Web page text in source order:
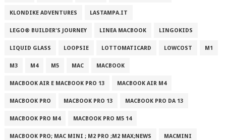
KLONDIKE ADVENTURES LASTAMPA.IT
LEGO® BUILDER'S JOURNEY LINEA MACBOOK LINGOKIDS
LIQUID GLASS LOOPSIE LOTTOMATICARD LOWCOST M1
M3 M4 M5 MAC MACBOOK
MACBOOK AIR E MACBOOK PRO 13 MACBOOK AIR M4
MACBOOK PRO MACBOOK PRO 13 MACBOOK PRO DA 13
MACBOOK PRO M4 MACBOOK PRO M5 14
MACBOOK PRO; MAC MINI ; M2 PRO ;M2 MAX;NEWS MACMINI